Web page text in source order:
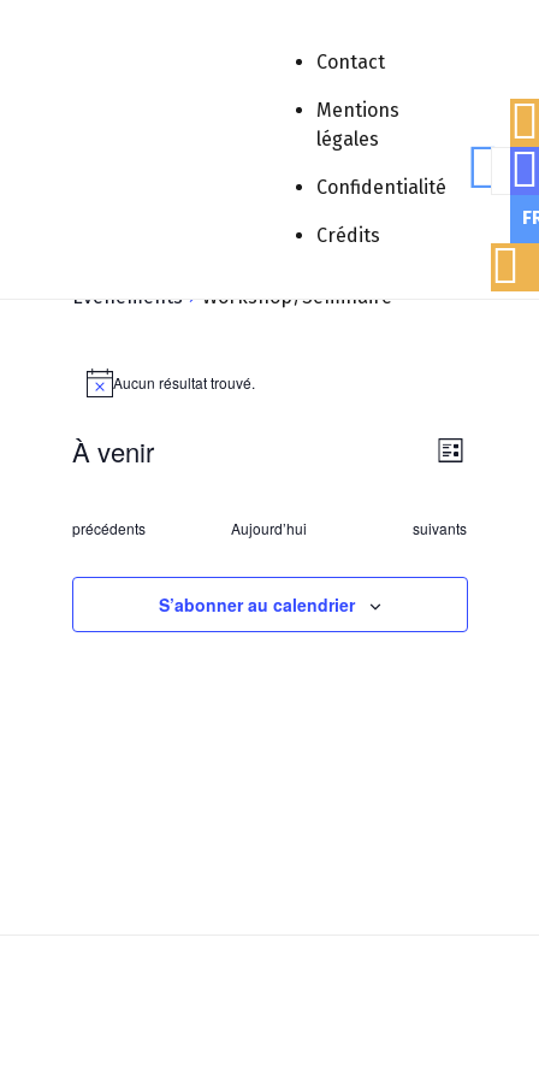
Contact
Mentions
légales
Confidentialité
Crédits
Workshop/Séminaire
Évènements Workshop/Séminaire
Évènements
NoticeAucun résultat trouvé.
vues
Liste
À venir
date.
Évènements
précédents Aujourd’hui Évènements
suivants
S’abonner au calendrier